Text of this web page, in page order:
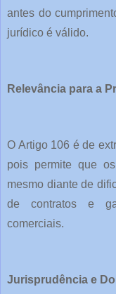
antes do
jurídico é válido.
Relevância para a
O Artigo 106 é de
pois permite que
mesmo diante de
de contratos e
comerciais.
Jurisprudência e